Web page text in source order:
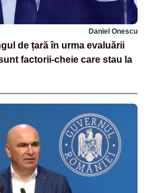
Daniel Onescu
de țară în urma evaluării
factorii-cheie care stau la